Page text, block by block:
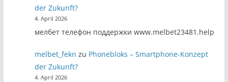
der Zukunft?
4. April 2026
мелбет телефон поддержки www.melbet23481.help
melbet_fekn zu Phonebloks – Smartphone-Konzept
der Zukunft?
4. April 2026